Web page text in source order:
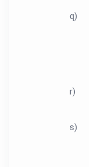
q)
r)
s)